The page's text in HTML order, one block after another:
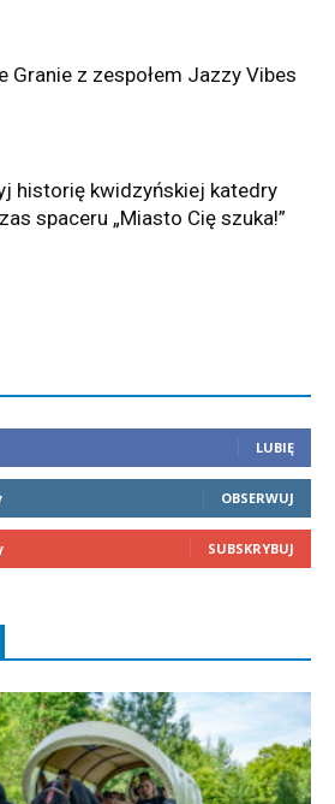
Granie z zespołem Jazzy Vibes
historię kwidzyńskiej katedry
spaceru „Miasto Cię szuka!”
LUBIĘ
OBSERWUJ
SUBSKRYBUJ